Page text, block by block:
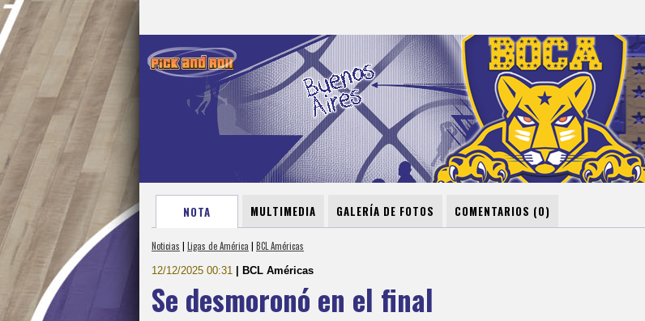
NOTA MULTIMEDIA GALERÍA DE FOTOS COMENTARIOS (0)
Noticias | Ligas de América | BCL Américas
12/12/2025 00:31 | BCL Américas
Se desmoronó en el final